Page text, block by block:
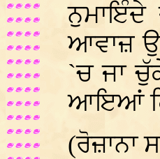
ਨੁਮਾਇੰਦੇ
ਆਵਾਜ਼
`ਚ ਜਾ
ਆਇਆਂ
(ਰੋਜ਼ਾਨਾ